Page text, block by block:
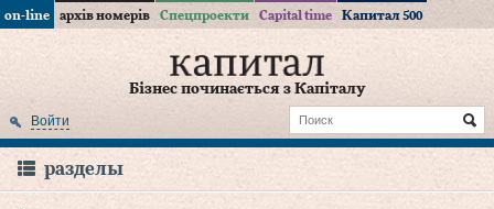
on-line архів номерів Спецпроекти Capital time Капитал 500
Бізнес починається з Капіталу
Войти
разделы